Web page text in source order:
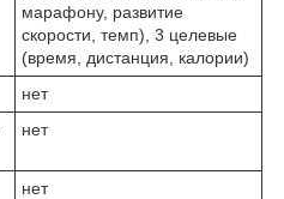
марафону, развитие
скорости, темп), 3 целевые
(время, дистанция, калории)
нет
нет
нет